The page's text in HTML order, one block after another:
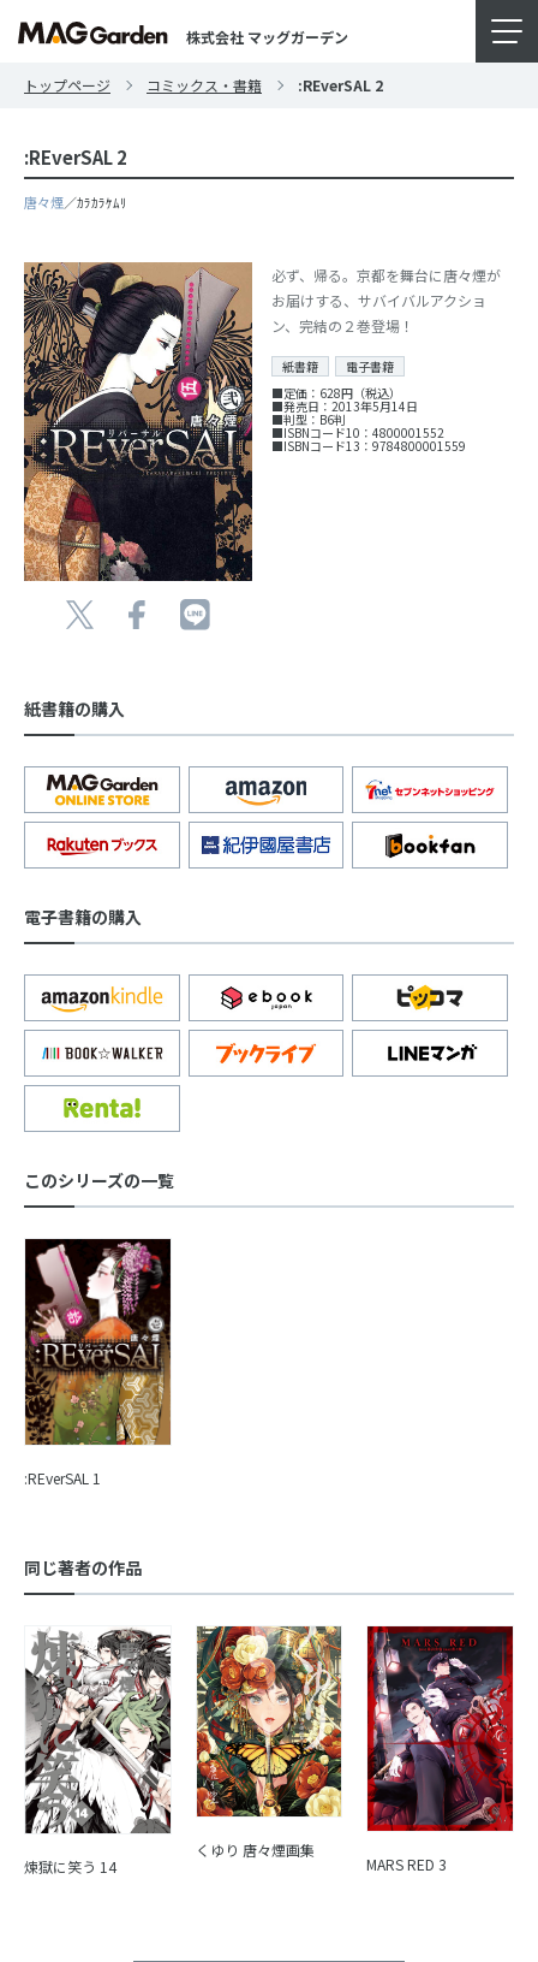
株式会社 マッグガーデン
トップページ コミックス・書籍 :REverSAL 2
:REverSAL 2
唐々煙／ｶﾗｶﾗｹﾑﾘ
必ず、帰る。京都を舞台に唐々煙が
お届けする、サバイバルアクショ
ン、完結の２巻登場！
紙書籍
電子書籍
■定価：628円（税込）
■発売日：2013年5月14日
■判型：B6判
■ISBNコード10：4800001552
■ISBNコード13：9784800001559
紙書籍の購入
電子書籍の購入
このシリーズの一覧
:REverSAL 1
同じ著者の作品
煉獄に笑う 14
くゆり 唐々煙画集
MARS RED 3